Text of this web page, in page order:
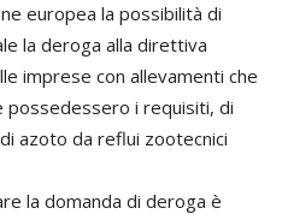
europea la possibilità di
la deroga alla direttiva
imprese con allevamenti che
possedessero i requisiti, di
azoto da reflui zootecnici
la domanda di deroga è